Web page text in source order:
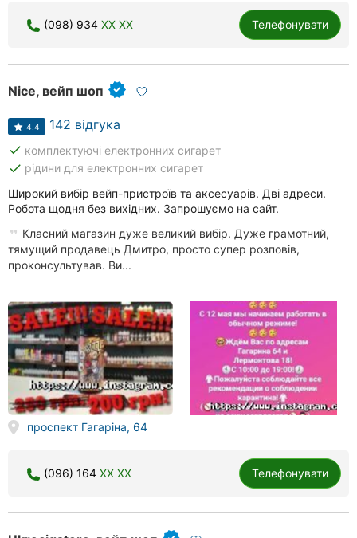
(098) 934 XX XX Телефонувати
Nice, вейп шоп
4.4 142 відгука
done комплектуючі електронних сигарет
done рідини для електронних сигарет
Широкий вибір вейп-пристроїв та аксесуарів. Дві адреси.
Робота щодня без вихідних. Запрошуємо на сайт.
Класний магазин дуже великий вибір. Дуже грамотний,
тямущий продавець Дмитро, просто супер розповів,
проконсультував. Ви...
проспект Гагаріна, 64
(096) 164 XX XX Телефонувати